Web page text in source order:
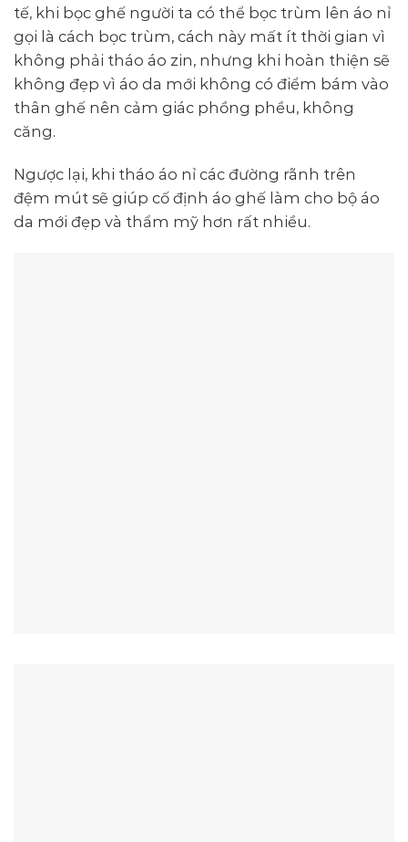
tế, khi bọc ghế người ta có thể bọc trùm lên áo nỉ
gọi là cách bọc trùm, cách này mất ít thời gian vì
không phải tháo áo zin, nhưng khi hoàn thiện sẽ
không đẹp vì áo da mới không có điểm bám vào
thân ghế nên cảm giác phồng phều, không
căng.
Ngược lại, khi tháo áo nỉ các đường rãnh trên
đệm mút sẽ giúp cố định áo ghế làm cho bộ áo
da mới đẹp và thẩm mỹ hơn rất nhiều.